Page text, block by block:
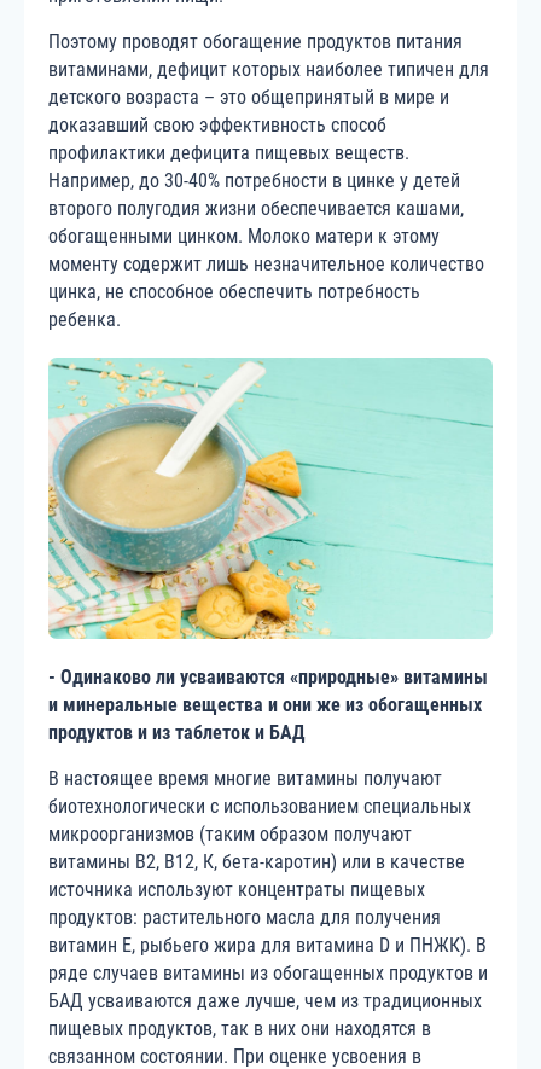
Поэтому проводят обогащение продуктов питания
витаминами, дефицит которых наиболее типичен для
детского возраста – это общепринятый в мире и
доказавший свою эффективность способ
профилактики дефицита пищевых веществ.
Например, до 30-40% потребности в цинке у детей
второго полугодия жизни обеспечивается кашами,
обогащенными цинком. Молоко матери к этому
моменту содержит лишь незначительное количество
цинка, не способное обеспечить потребность
ребенка.
- Одинаково ли усваиваются «природные» витамины
и минеральные вещества и они же из обогащенных
продуктов и из таблеток и БАД
В настоящее время многие витамины получают
биотехнологически с использованием специальных
микроорганизмов (таким образом получают
витамины В2, В12, К, бета-каротин) или в качестве
источника используют концентраты пищевых
продуктов: растительного масла для получения
витамин Е, рыбьего жира для витамина D и ПНЖК). В
ряде случаев витамины из обогащенных продуктов и
БАД усваиваются даже лучше, чем из традиционных
пищевых продуктов, так в них они находятся в
связанном состоянии. При оценке усвоения в